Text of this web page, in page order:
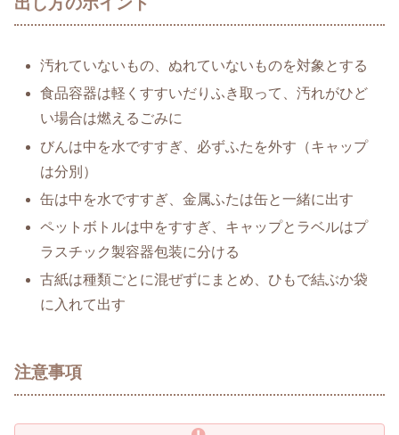
汚れていないもの、ぬれていないものを対象とする
食品容器は軽くすすいだりふき取って、汚れがひど
い場合は燃えるごみに
びんは中を水ですすぎ、必ずふたを外す（キャップ
は分別）
缶は中を水ですすぎ、金属ふたは缶と一緒に出す
ペットボトルは中をすすぎ、キャップとラベルはプ
ラスチック製容器包装に分ける
古紙は種類ごとに混ぜずにまとめ、ひもで結ぶか袋
に入れて出す
注意事項